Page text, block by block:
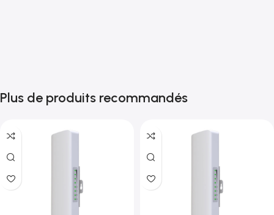
Plus de produits recommandés